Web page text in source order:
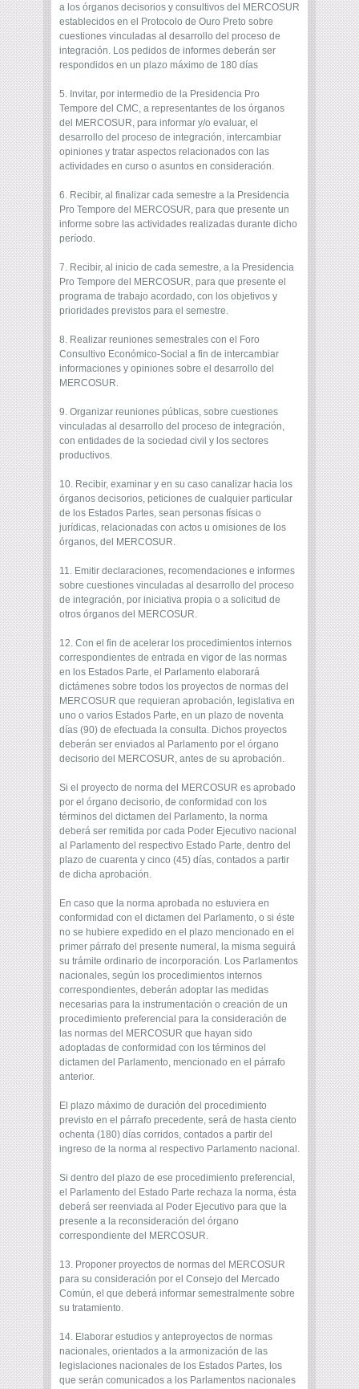
a los órganos decisorios y consultivos del MERCOSUR
establecidos en el Protocolo de Ouro Preto sobre
cuestiones vinculadas al desarrollo del proceso de
integración. Los pedidos de informes deberán ser
respondidos en un plazo máximo de 180 días
5. Invitar, por intermedio de la Presidencia Pro
Tempore del CMC, a representantes de los órganos
del MERCOSUR, para informar y/o evaluar, el
desarrollo del proceso de integración, intercambiar
opiniones y tratar aspectos relacionados con las
actividades en curso o asuntos en consideración.
6. Recibir, al finalizar cada semestre a la Presidencia
Pro Tempore del MERCOSUR, para que presente un
informe sobre las actividades realizadas durante dicho
período.
7. Recibir, al inicio de cada semestre, a la Presidencia
Pro Tempore del MERCOSUR, para que presente el
programa de trabajo acordado, con los objetivos y
prioridades previstos para el semestre.
8. Realizar reuniones semestrales con el Foro
Consultivo Económico-Social a fin de intercambiar
informaciones y opiniones sobre el desarrollo del
MERCOSUR.
9. Organizar reuniones públicas, sobre cuestiones
vinculadas al desarrollo del proceso de integración,
con entidades de la sociedad civil y los sectores
productivos.
10. Recibir, examinar y en su caso canalizar hacia los
órganos decisorios, peticiones de cualquier particular
de los Estados Partes, sean personas físicas o
jurídicas, relacionadas con actos u omisiones de los
órganos, del MERCOSUR.
11. Emitir declaraciones, recomendaciones e informes
sobre cuestiones vinculadas al desarrollo del proceso
de integración, por iniciativa propia o a solicitud de
otros órganos del MERCOSUR.
12. Con el fin de acelerar los procedimientos internos
correspondientes de entrada en vigor de las normas
en los Estados Parte, el Parlamento elaborará
dictámenes sobre todos los proyectos de normas del
MERCOSUR que requieran aprobación, legislativa en
uno o varios Estados Parte, en un plazo de noventa
días (90) de efectuada la consulta. Dichos proyectos
deberán ser enviados al Parlamento por el órgano
decisorio del MERCOSUR, antes de su aprobación.
Si el proyecto de norma del MERCOSUR es aprobado
por el órgano decisorio, de conformidad con los
términos del dictamen del Parlamento, la norma
deberá ser remitida por cada Poder Ejecutivo nacional
al Parlamento del respectivo Estado Parte, dentro del
plazo de cuarenta y cinco (45) días, contados a partir
de dicha aprobación.
En caso que la norma aprobada no estuviera en
conformidad con el dictamen del Parlamento, o si éste
no se hubiere expedido en el plazo mencionado en el
primer párrafo del presente numeral, la misma seguirá
su trámite ordinario de incorporación. Los Parlamentos
nacionales, según los procedimientos internos
correspondientes, deberán adoptar las medidas
necesarias para la instrumentación o creación de un
procedimiento preferencial para la consideración de
las normas del MERCOSUR que hayan sido
adoptadas de conformidad con los términos del
dictamen del Parlamento, mencionado en el párrafo
anterior.
El plazo máximo de duración del procedimiento
previsto en el párrafo precedente, será de hasta ciento
ochenta (180) días corridos, contados a partir del
ingreso de la norma al respectivo Parlamento nacional.
Si dentro del plazo de ese procedimiento preferencial,
el Parlamento del Estado Parte rechaza la norma, ésta
deberá ser reenviada al Poder Ejecutivo para que la
presente a la reconsideración del órgano
correspondiente del MERCOSUR.
13. Proponer proyectos de normas del MERCOSUR
para su consideración por el Consejo del Mercado
Común, el que deberá informar semestralmente sobre
su tratamiento.
14. Elaborar estudios y anteproyectos de normas
nacionales, orientados a la armonización de las
legislaciones nacionales de los Estados Partes, los
que serán comunicados a los Parlamentos nacionales